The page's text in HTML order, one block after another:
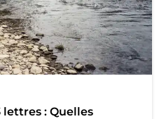
: Quelles